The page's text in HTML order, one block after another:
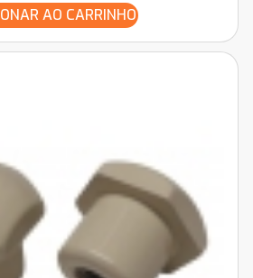
AO CARRINHO